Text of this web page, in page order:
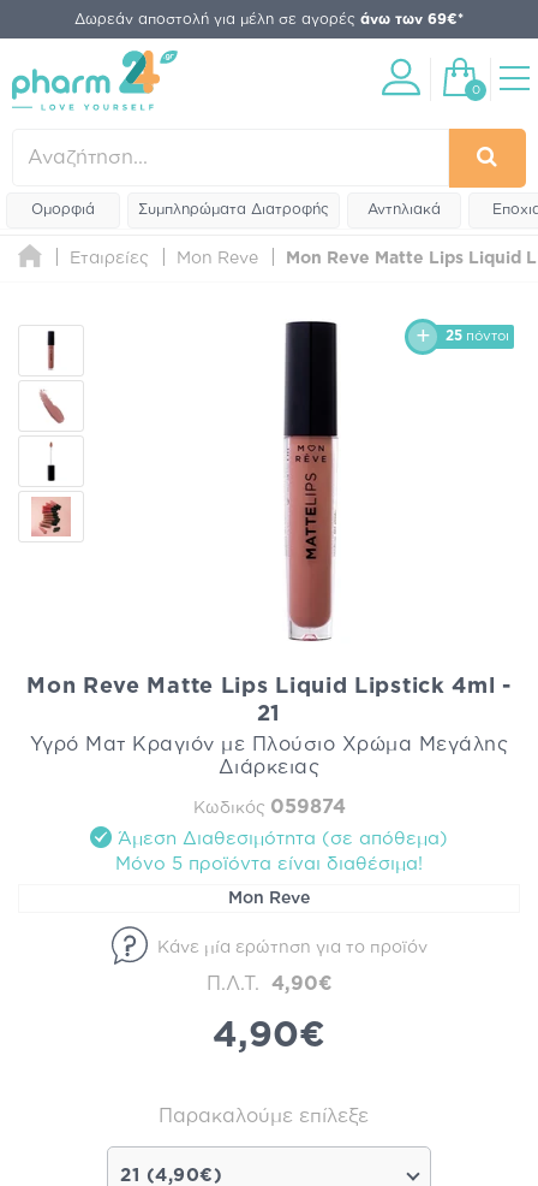
Δωρεάν αποστολή για μέλη σε αγορές άνω των 69€*
0
Ομορφιά Συμπληρώματα Διατροφής Αντηλιακά
Εταιρείες Mon Reve Mon Reve Matte Lips Liquid
25 πόντοι
Mon Reve Matte Lips Liquid Lipstick 4ml -
21
Υγρό Ματ Κραγιόν με Πλούσιο Χρώμα Μεγάλης
Διάρκειας
Κωδικός 059874
Άμεση Διαθεσιμότητα (σε απόθεμα)
Mόνο 5 προϊόντα είναι διαθέσιμα!
Mon Reve
Κάνε μία ερώτηση για το προϊόν
Π.Λ.Τ. 4,90€
4,90€
Παρακαλούμε επίλεξε
21 (4,90€)